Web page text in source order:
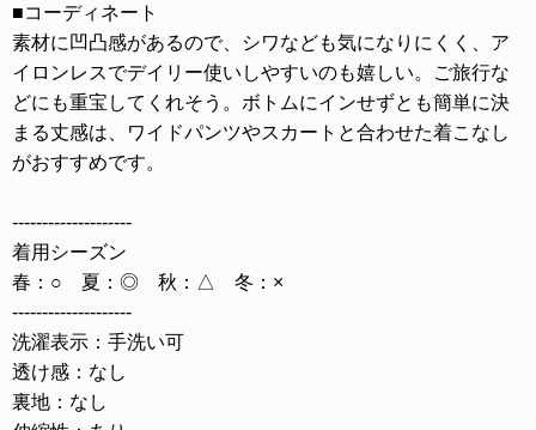
■コーディネート
素材に凹凸感があるので、シワなども気になりにくく、ア
イロンレスでデイリー使いしやすいのも嬉しい。ご旅行な
どにも重宝してくれそう。ボトムにインせずとも簡単に決
まる丈感は、ワイドパンツやスカートと合わせた着こなし
がおすすめです。
--------------------
着用シーズン
春：○ 夏：◎ 秋：△ 冬：×
--------------------
洗濯表示：手洗い可
透け感：なし
裏地：なし